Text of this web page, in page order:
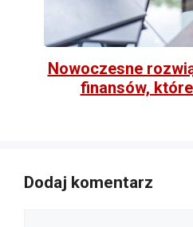
Nowoczesne
finansów,
Dodaj komentarz